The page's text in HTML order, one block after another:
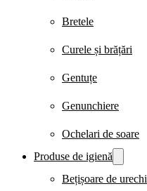
Bretele
Curele și brățări
Gentuțe
Genunchiere
Ochelari de soare
Produse de igienă
Bețișoare de urechi